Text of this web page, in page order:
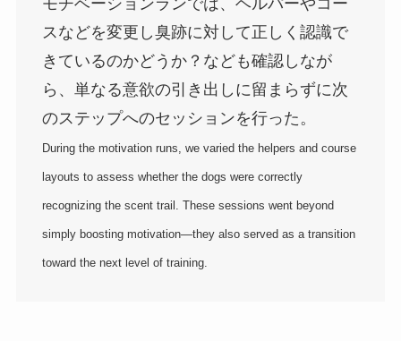
モチベーションランでは、ヘルパーやコー
スなどを変更し臭跡に対して正しく認識で
きているのかどうか？なども確認しなが
ら、単なる意欲の引き出しに留まらずに次
のステップへのセッションを行った。
During the motivation runs, we varied the helpers and course
layouts to assess whether the dogs were correctly
recognizing the scent trail. These sessions went beyond
simply boosting motivation—they also served as a transition
toward the next level of training.